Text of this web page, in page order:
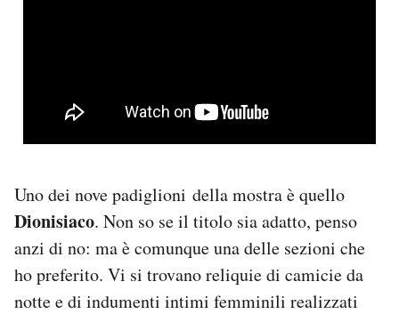
Uno dei nove padiglioni della mostra è quello
Dionisiaco. Non so se il titolo sia adatto, penso
anzi di no: ma è comunque una delle sezioni che
ho preferito. Vi si trovano reliquie di camicie da
notte e di indumenti intimi femminili realizzati